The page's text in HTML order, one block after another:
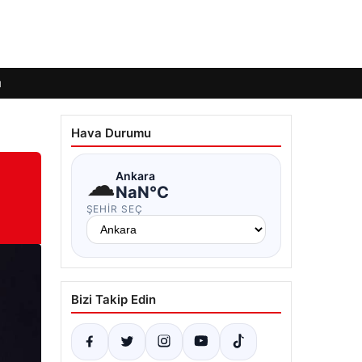
Hava Durumu
☁Ankara
NaN°C
ŞEHIR SEÇ
Bizi Takip Edin